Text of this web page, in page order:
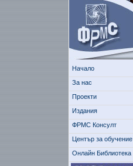
Начало
За нас
Проекти
Издания
ФРМС Консулт
Център за обучение
Онлайн Библиотека